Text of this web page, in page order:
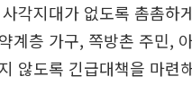
각지대가 없도록 촘촘하
계층 가구, 쪽방촌 주민,
않도록 긴급대책을 마련